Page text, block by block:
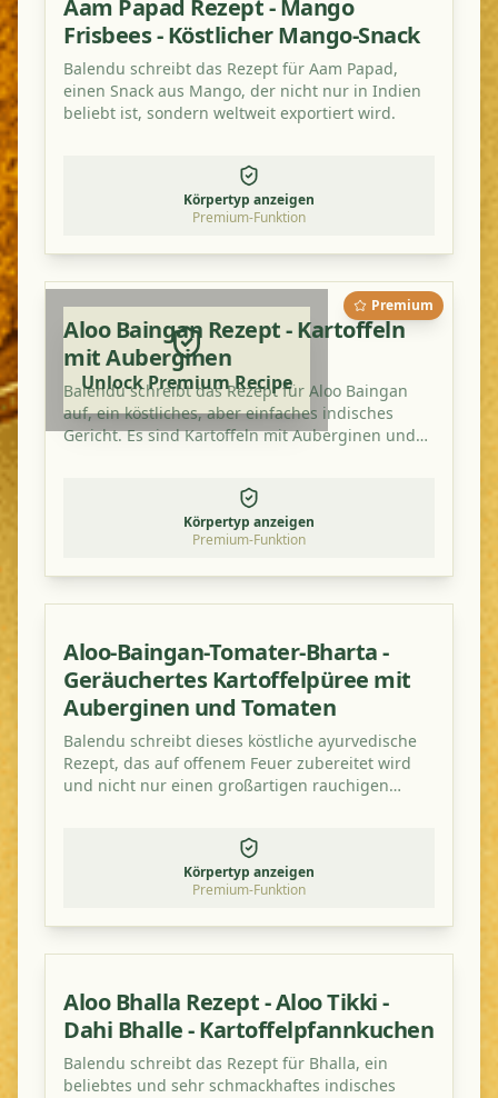
Aam Papad Rezept - Mango
Frisbees - Köstlicher Mango-Snack
Balendu schreibt das Rezept für Aam Papad,
einen Snack aus Mango, der nicht nur in Indien
beliebt ist, sondern weltweit exportiert wird.
Körpertyp anzeigen
Premium-Funktion
Premium
Unlock Premium Recipe
Aloo Baingan Rezept - Kartoffeln
mit Auberginen
Balendu schreibt das Rezept für Aloo Baingan
auf, ein köstliches, aber einfaches indisches
Gericht. Es sind Kartoffeln mit Auberginen und
Körpertyp anzeigen
Premium-Funktion
Aloo-Baingan-Tomater-Bharta -
Geräuchertes Kartoffelpüree mit
Auberginen und Tomaten
Balendu schreibt dieses köstliche ayurvedische
Rezept, das auf offenem Feuer zubereitet wird
und nicht nur einen großartigen rauchigen
Körpertyp anzeigen
Premium-Funktion
Aloo Bhalla Rezept - Aloo Tikki -
Dahi Bhalle - Kartoffelpfannkuchen
Balendu schreibt das Rezept für Bhalla, ein
beliebtes und sehr schmackhaftes indisches